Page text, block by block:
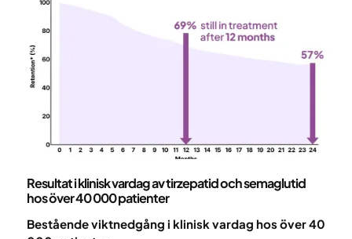
efter 12 månader. Resultaten var jämförbara med
vad som observerats i RCT-studier som STEP-
studierna¹–².
Resultat i klinisk vardag av tirzepatid och semaglutid
hos över 40 000 patienter
Bestående viktnedgång i klinisk vardag hos över 40